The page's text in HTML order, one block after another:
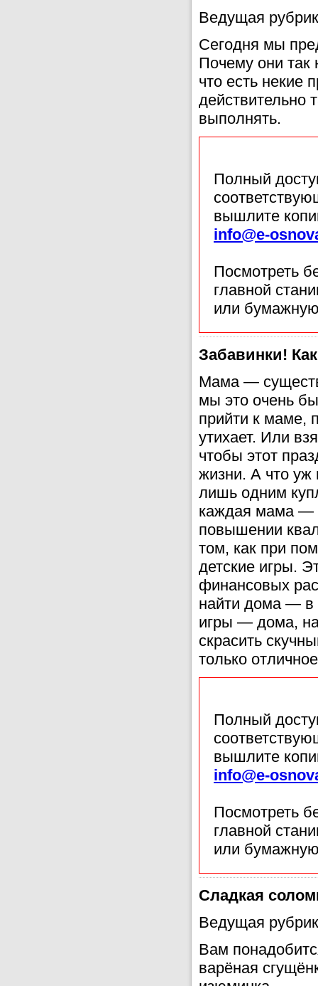
Ведущая
Сегодня мы
Почему они так
что есть некие
действительно
выполнять.
Полный
вышлите
info@e-
Посмотреть
главной
или
Забавинки!
Мама —
мы это очень
прийти к маме,
утихает. Или
чтобы этот
жизни. А что уж
лишь одним
каждая мама —
повышении
том, как при
детские игры.
финансовых
найти дома — в
игры — дома, на
скрасить
только
Полный
вышлите
info@e-
Посмотреть
главной
или
Сладкая
Ведущая
Вам
варёная